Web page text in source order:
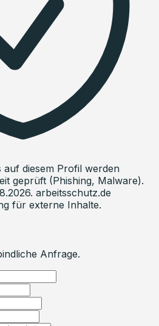
auf diesem Profil werden
geprüft (Phishing, Malware).
. arbeitsschutz.de
für externe Inhalte.
Anfrage.